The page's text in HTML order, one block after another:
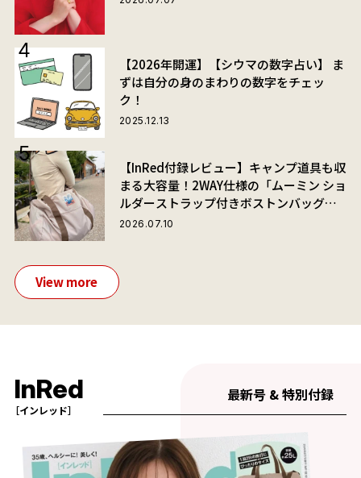
【2026年開運】【シウマの数字占い】 ま
ずは自分の身のまわりの数字をチェッ
ク！
2025.12.13
【InRed付録レビュー】キャンプ道具も収
まる大容量！2WAY仕様の「ムーミン ショ
ルダーストラップ付きボストンバッグ」
が夏旅におすすめな理由
2026.07.10
View more
InRed
［インレッド］
最新号 & 特別付録